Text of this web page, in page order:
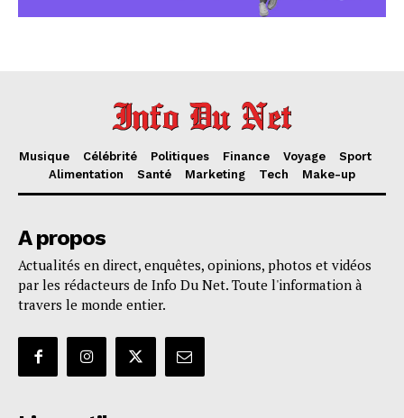
Musique Célébrité Politiques Finance Voyage
Sport
Alimentation
Santé Marketing Tech Make-up
A propos
Actualités en direct, enquêtes, opinions, photos et vidéos
par les rédacteurs de Info Du Net. Toute l'information à
travers le monde entier.